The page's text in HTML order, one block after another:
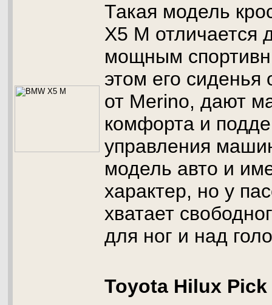
Такая модель
X5 M отличается
мощным
этом его сиденья
от Merino, дают
комфорта и
управления
модель авто и
характер, но у
хватает
для ног и над
Toyota Hilux Pick